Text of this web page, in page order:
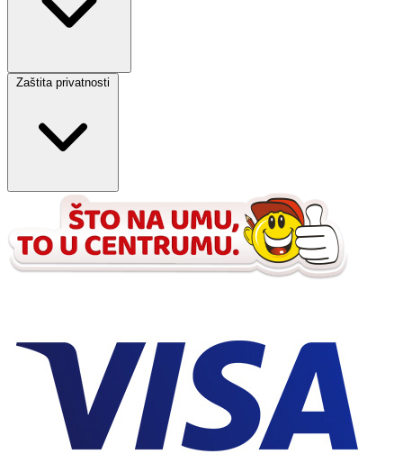
Zaštita privatnosti